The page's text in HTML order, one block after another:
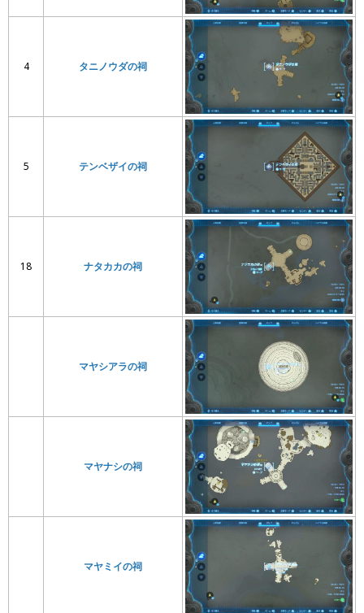
4 タニノウダの祠
5 テンベザイの祠
18 ナタカカの祠
マヤシアラの祠
マヤナシの祠
マヤミイの祠